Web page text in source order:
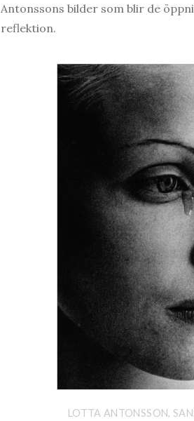
Antonssons bilder som blir de
reflektion.
LOTTA ANTONSSON,